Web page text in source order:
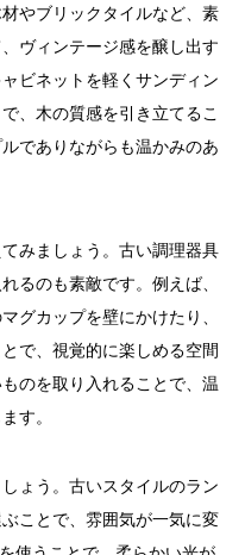
やブリックタイルなど、素
ヴィンテージ感を醸し出す
ビネットを軽くサンディン
、木の質感を引き立てるこ
でありながらも温かみのあ
みましょう。古い調理器具
るのも素敵です。例えば、
グカップを壁にかけたり、
で、視覚的に楽しめる空間
のを取り入れることで、温
す。
ょう。古いスタイルのラン
ことで、雰囲気が一気に変